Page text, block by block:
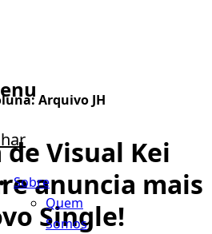
Sobre
Quem
Somos
Arquivo JH
de Visual Kei
anuncia mais
Single!